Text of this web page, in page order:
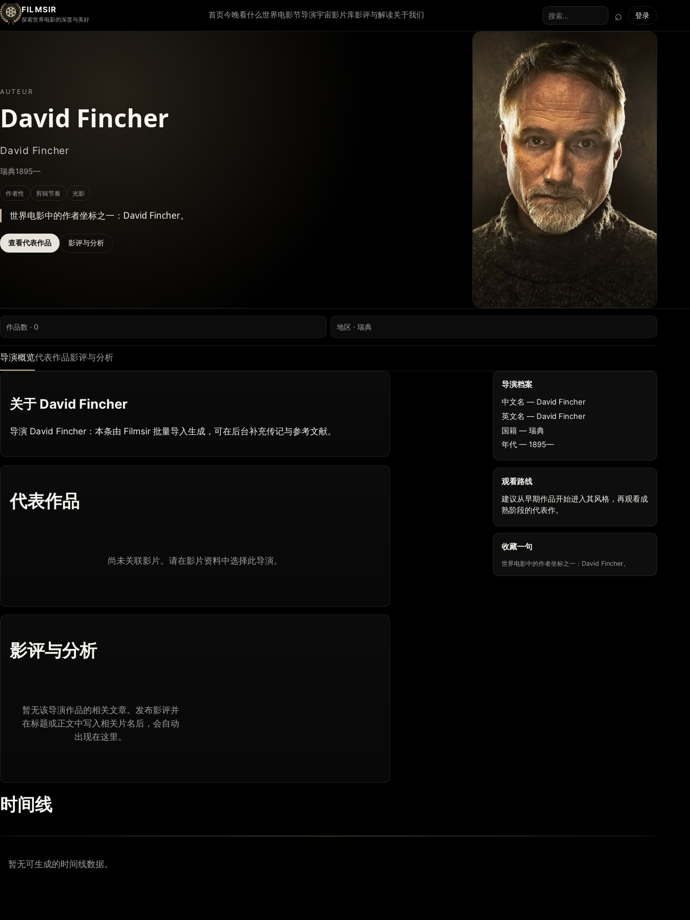
FILMSIR
探索世界电影的深度与美好 首页今晚看什么世界电影节导演宇宙影片库影评与解读关于我们
搜索全站
⌕ 登录
AUTEUR
David Fincher
David Fincher
瑞典1895—
作者性 剪辑节奏 光影
世界电影中的作者坐标之一：David Fincher。
查看代表作品 影评与分析
作品数 · 0 地区 · 瑞典
导演概览代表作品影评与分析
关于 David Fincher
导演 David Fincher：本条由 Filmsir 批量导入生成，可在后台补充传记与参考文献。
代表作品
尚未关联影片。请在影片资料中选择此导演。
影评与分析
暂无该导演作品的相关文章。发布影评并
在标题或正文中写入相关片名后，会自动
出现在这里。
导演档案
中文名 — David Fincher
英文名 — David Fincher
国籍 — 瑞典
年代 — 1895—
观看路线
建议从早期作品开始进入其风格，再观看成
熟阶段的代表作。
收藏一句
世界电影中的作者坐标之一：David Fincher。
时间线
暂无可生成的时间线数据。